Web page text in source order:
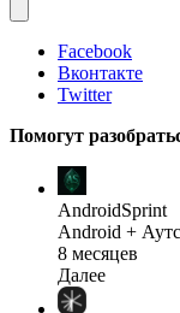
Facebook
Вконтакте
Twitter
Помогут
AndroidSprint
Android +
8 месяцев
Далее